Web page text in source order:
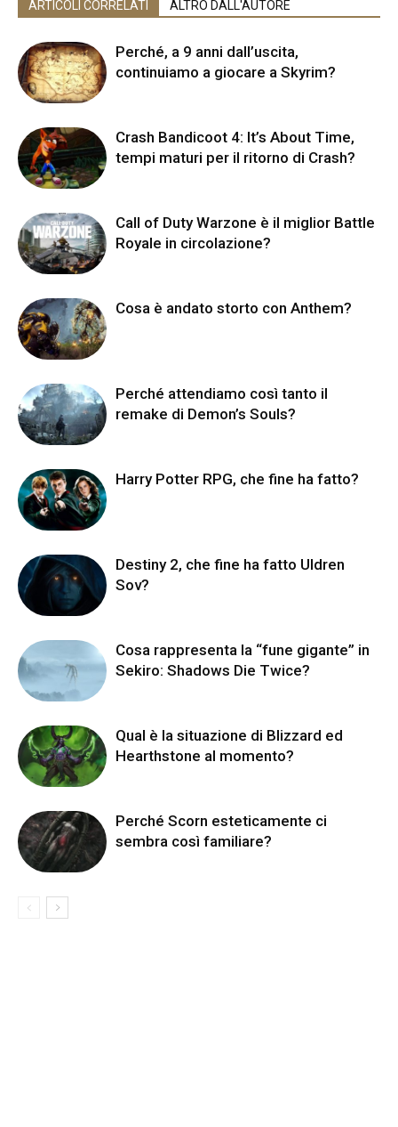
ARTICOLI CORRELATI ALTRO DALL'AUTORE
Perché, a 9 anni dall’uscita,
continuiamo a giocare a Skyrim?
Crash Bandicoot 4: It’s About Time,
tempi maturi per il ritorno di Crash?
Call of Duty Warzone è il miglior Battle
Royale in circolazione?
Cosa è andato storto con Anthem?
Perché attendiamo così tanto il
remake di Demon’s Souls?
Harry Potter RPG, che fine ha fatto?
Destiny 2, che fine ha fatto Uldren
Sov?
Cosa rappresenta la “fune gigante” in
Sekiro: Shadows Die Twice?
Qual è la situazione di Blizzard ed
Hearthstone al momento?
Perché Scorn esteticamente ci
sembra così familiare?